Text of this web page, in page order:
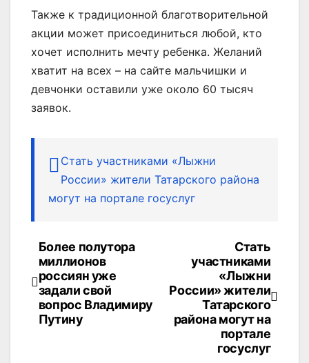
Также к традиционной благотворительной
акции может присоединиться любой, кто
хочет исполнить мечту ребенка. Желаний
хватит на всех – на сайте мальчишки и
девчонки оставили уже около 60 тысяч
заявок.
Стать участниками «Лыжни
России» жители Татарского района
могут на портале госуслуг
Навигация
по
записям
Стать
участниками
«Лыжни
России» жители
Татарского
района могут на
портале
госуслуг
Более полутора
миллионов
россиян уже
задали свой
вопрос Владимиру
Путину